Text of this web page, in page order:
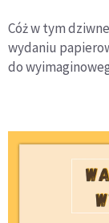
Cóż w tym
wydaniu
do